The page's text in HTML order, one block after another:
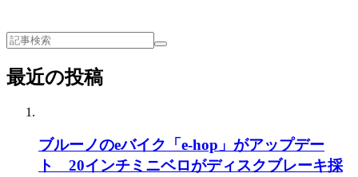
最近の投稿
ブルーノのeバイク「e-hop」がアップデー
ト 20インチミニベロがディスクブレーキ採